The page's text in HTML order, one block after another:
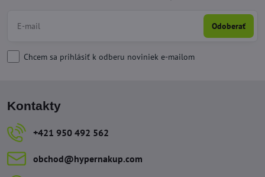
Odoberať
Chcem sa prihlásiť k odberu noviniek e-mailom
Kontakty
+421 950 492 562
obchod​@hypernakup​.com